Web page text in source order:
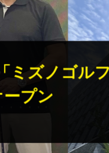
込みのお知